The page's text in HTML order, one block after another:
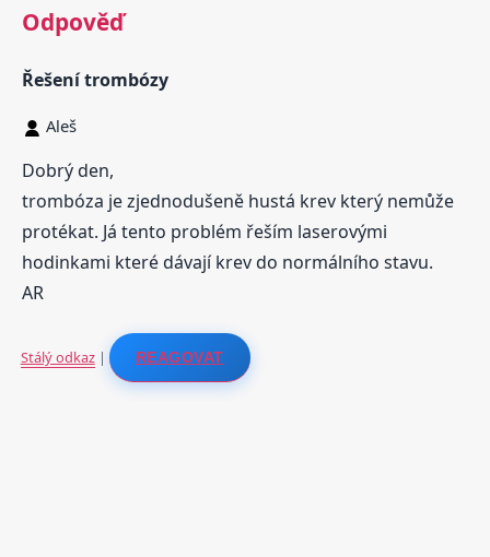
Odpověď
Řešení trombózy
Aleš
Dobrý den,
trombóza je zjednodušeně hustá krev který nemůže
protékat. Já tento problém řeším laserovými
hodinkami které dávají krev do normálního stavu.
AR
Stálý odkaz| REAGOVAT